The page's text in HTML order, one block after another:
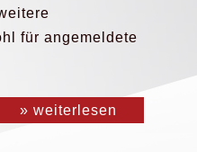
für angemeldete
» weiterlesen